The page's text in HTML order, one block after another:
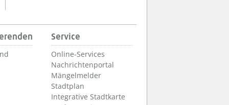
Service
Online-Services
Nachrichtenportal
Mängelmelder
Stadtplan
Integrative Stadtkarte